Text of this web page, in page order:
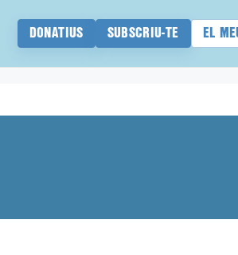
DONATIUS SUBSCRIU-TE EL